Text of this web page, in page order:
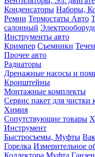
Конденсаторы Наборы,
Ремни Термостаты Авто
салонный
Инструменты авто
Кримпер Съемники
Прочее авто
Радиаторы
Дренажные насосы и
Кронштейны
Монтажные комплекты
Сервис пакет для чистки
Химия
Сопутствующие товары
Инструмент
Быстросъемы, Муфты
Горелка Измерительное
Коллектора Муфта